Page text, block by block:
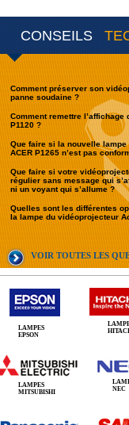
CONSEILS
Comment préserver son
panne soudaine ?
Comment remettre
P1120 ?
Que faire si la nouvelle
ACER P1265 n’est pas
Que faire si votre
régulier sans message qui
ni un voyant qui s’allume ?
Quelles sont les différentes
la lampe du vidéoprojecteur
VOIR TOUTES LES
LAMPES
EPSON
LAMPES
MITSUBISHI
NEC